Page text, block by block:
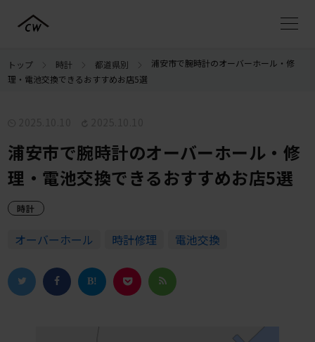
トップ 時計 都道県別
浦安市で腕時計のオーバーホール・修
理・電池交換できるおすすめお店5選
浦安市で腕時計のオーバーホール・修
理・電池交換できるおすすめお店5選
時計
オーバーホール 時計修理 電池交換